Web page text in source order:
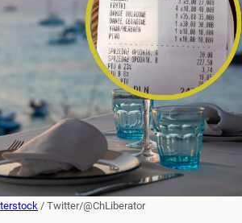
/ Twitter/@ChLiberator